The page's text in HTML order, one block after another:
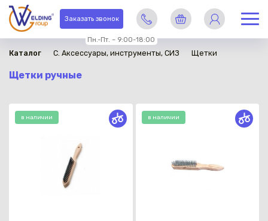
Заказать звонок
Пн.-Пт. – 9:00-18:00
Каталог C. Аксессуары, инструменты, СИЗ Щетки
Щетки ручные
в наличии в наличии